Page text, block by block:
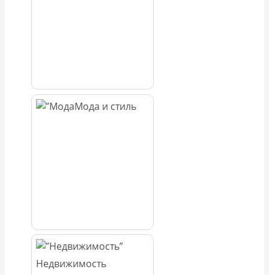
Мода и стиль
Недвижимость